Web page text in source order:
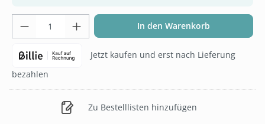
Produkt Anzahl: Gib den gewünschten
In den Warenkorb
Jetzt kaufen und erst nach Lieferung
bezahlen
Zu Bestelllisten hinzufügen